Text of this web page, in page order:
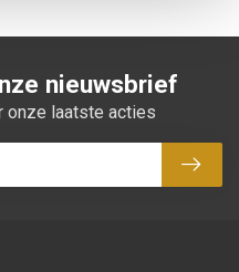
nieuwsbrief
onze laatste acties